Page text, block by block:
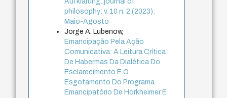
philosophy: v. 10 n. 2 (2023):
Maio-Agosto
Jorge A. Lubenow,
Emancipação Pela Ação
Comunicativa: A Leitura Crítica
De Habermas Da Dialética Do
Esclarecimento E O
Esgotamento Do Programa
Emancipatório De Horkheimer E